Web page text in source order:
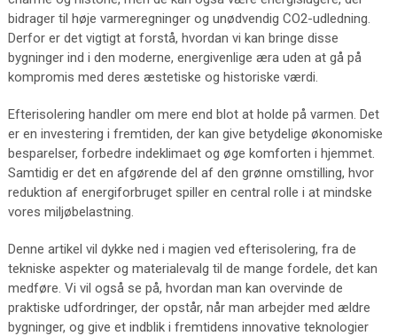
bidrager til høje varmeregninger og unødvendig CO2-udledning.
Derfor er det vigtigt at forstå, hvordan vi kan bringe disse
bygninger ind i den moderne, energivenlige æra uden at gå på
kompromis med deres æstetiske og historiske værdi.
Efterisolering handler om mere end blot at holde på varmen. Det
er en investering i fremtiden, der kan give betydelige økonomiske
besparelser, forbedre indeklimaet og øge komforten i hjemmet.
Samtidig er det en afgørende del af den grønne omstilling, hvor
reduktion af energiforbruget spiller en central rolle i at mindske
vores miljøbelastning.
Denne artikel vil dykke ned i magien ved efterisolering, fra de
tekniske aspekter og materialevalg til de mange fordele, det kan
medføre. Vi vil også se på, hvordan man kan overvinde de
praktiske udfordringer, der opstår, når man arbejder med ældre
bygninger, og give et indblik i fremtidens innovative teknologier